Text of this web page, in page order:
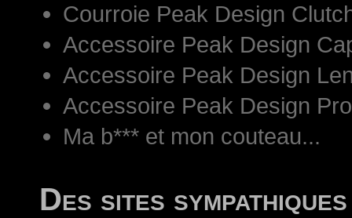
Courroie Peak Design
Accessoire Peak Design
Accessoire Peak Design
Accessoire Peak Design
Ma b*** et mon couteau...
Des sites sympathiques